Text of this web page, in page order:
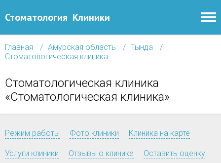
Стоматология Клиники
Главная Амурская область
Тында
Стоматологическая клиника
Стоматологическая клиника
«Стоматологическая клиника»
Режим работы Фото клиники Клиника на карте
Услуги клиники Отзывы о клинике Оставить оценку